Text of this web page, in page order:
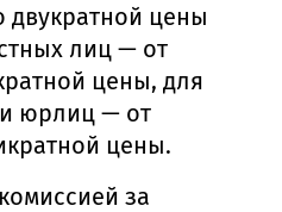
двукратной цены
лиц — от
цены, для
юрлиц — от
цены.
за